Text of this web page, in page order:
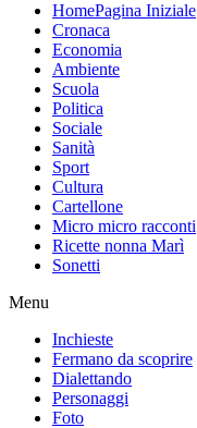
HomePagina Iniziale
Cronaca
Economia
Ambiente
Scuola
Politica
Sociale
Sanità
Sport
Cultura
Cartellone
Micro micro racconti
Ricette nonna Marì
Sonetti
Menu
Inchieste
Fermano da scoprire
Dialettando
Personaggi
Foto